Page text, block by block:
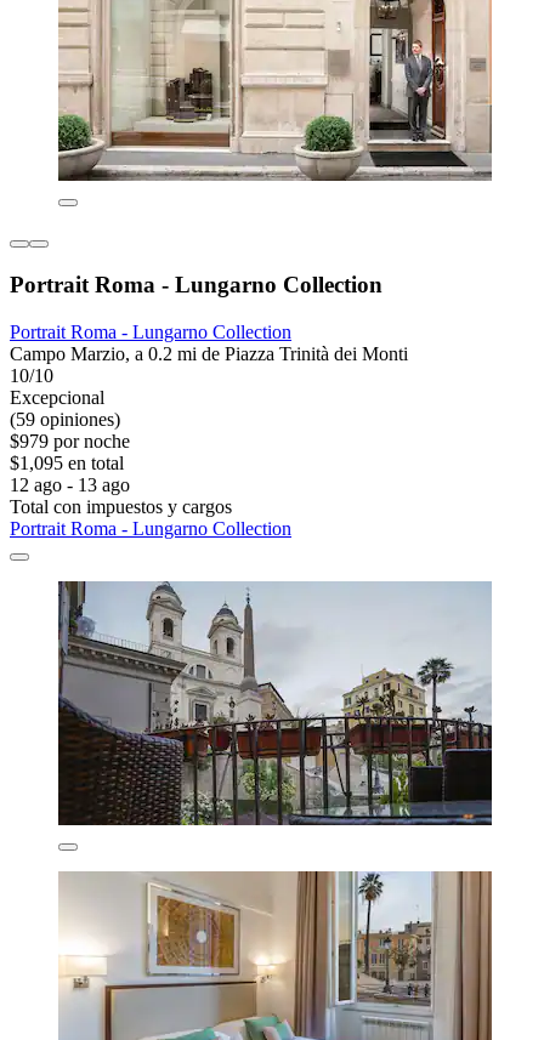
Portrait Roma - Lungarno Collection
Portrait Roma - Lungarno Collection
Campo Marzio, a 0.2 mi de Piazza Trinità dei Monti
10/10
Excepcional
(59 opiniones)
$979 por noche
$1,095 en total
12 ago - 13 ago
Total con impuestos y cargos
Portrait Roma - Lungarno Collection